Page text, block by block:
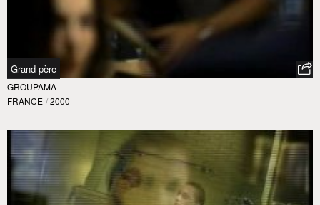
Grand-père
GROUPAMA
FRANCE / 2000